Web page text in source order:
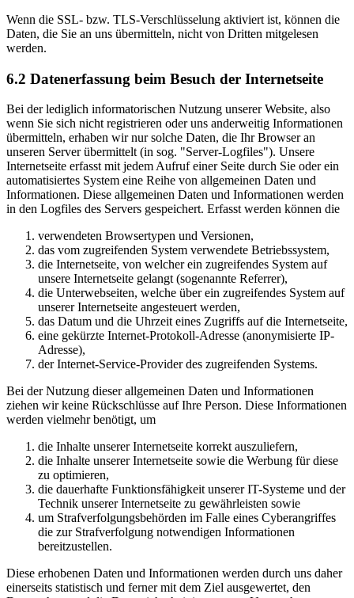
Wenn die SSL- bzw. TLS-Verschlüsselung aktiviert ist, können die
Daten, die Sie an uns übermitteln, nicht von Dritten mitgelesen
werden.
6.2 Datenerfassung beim Besuch der Internetseite
Bei der lediglich informatorischen Nutzung unserer Website, also
wenn Sie sich nicht registrieren oder uns anderweitig Informationen
übermitteln, erhaben wir nur solche Daten, die Ihr Browser an
unseren Server übermittelt (in sog. "Server-Logfiles"). Unsere
Internetseite erfasst mit jedem Aufruf einer Seite durch Sie oder ein
automatisiertes System eine Reihe von allgemeinen Daten und
Informationen. Diese allgemeinen Daten und Informationen werden
in den Logfiles des Servers gespeichert. Erfasst werden können die
verwendeten Browsertypen und Versionen,
das vom zugreifenden System verwendete Betriebssystem,
die Internetseite, von welcher ein zugreifendes System auf
unsere Internetseite gelangt (sogenannte Referrer),
die Unterwebseiten, welche über ein zugreifendes System auf
unserer Internetseite angesteuert werden,
das Datum und die Uhrzeit eines Zugriffs auf die Internetseite,
eine gekürzte Internet-Protokoll-Adresse (anonymisierte IP-
Adresse),
der Internet-Service-Provider des zugreifenden Systems.
Bei der Nutzung dieser allgemeinen Daten und Informationen
ziehen wir keine Rückschlüsse auf Ihre Person. Diese Informationen
werden vielmehr benötigt, um
die Inhalte unserer Internetseite korrekt auszuliefern,
die Inhalte unserer Internetseite sowie die Werbung für diese
zu optimieren,
die dauerhafte Funktionsfähigkeit unserer IT-Systeme und der
Technik unserer Internetseite zu gewährleisten sowie
um Strafverfolgungsbehörden im Falle eines Cyberangriffes
die zur Strafverfolgung notwendigen Informationen
bereitzustellen.
Diese erhobenen Daten und Informationen werden durch uns daher
einerseits statistisch und ferner mit dem Ziel ausgewertet, den